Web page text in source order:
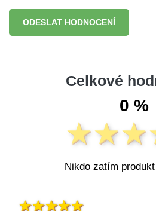
ODESLAT HODNOCENÍ
Celkové
0 %
Nikdo zatím